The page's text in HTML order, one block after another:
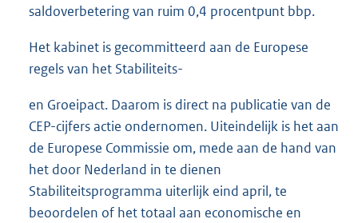
saldoverbetering van ruim 0,4 procentpunt bbp.
Het kabinet is gecommitteerd aan de Europese
regels van het Stabiliteits-
en Groeipact. Daarom is direct na publicatie van de
CEP-cijfers actie ondernomen. Uiteindelijk is het aan
de Europese Commissie om, mede aan de hand van
het door Nederland in te dienen
Stabiliteitsprogramma uiterlijk eind april, te
beoordelen of het totaal aan economische en